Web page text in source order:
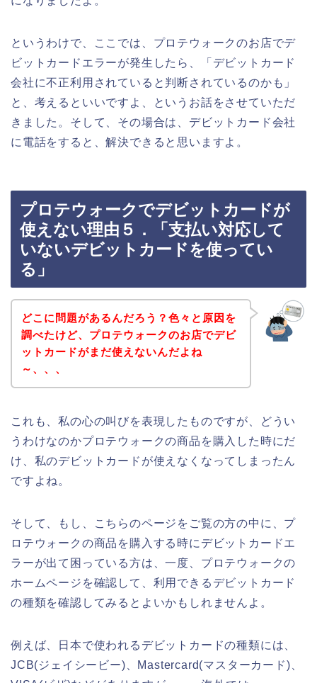
というわけで、ここでは、プロテウォークのお店でデ
ビットカードエラーが発生したら、「デビットカード
会社に不正利用されていると判断されているのかも」
と、考えるといいですよ、というお話をさせていただ
きました。そして、その場合は、デビットカード会社
に電話をすると、解決できると思いますよ。
プロテウォークでデビットカードが
使えない理由５．「支払い対応して
いないデビットカードを使ってい
る」
どこに問題があるんだろう？色々と原因を
調べたけど、プロテウォークのお店でデビ
ットカードがまだ使えないんだよね
～、、、
これも、私の心の叫びを表現したものですが、どうい
うわけなのかプロテウォークの商品を購入した時にだ
け、私のデビットカードが使えなくなってしまったん
ですよね。
そして、もし、こちらのページをご覧の方の中に、プ
ロテウォークの商品を購入する時にデビットカードエ
ラーが出て困っている方は、一度、プロテウォークの
ホームページを確認して、利用できるデビットカード
の種類を確認してみるとよいかもしれませんよ。
例えば、日本で使われるデビットカードの種類には、
JCB(ジェイシービー)、Mastercard(マスターカード)、